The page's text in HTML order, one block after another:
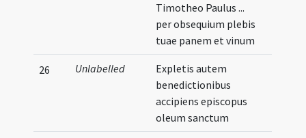
Timotheo Paulus ...
per obsequium plebis
tuae panem et vinum
26 Unlabelled
Expletis autem
benedictionibus
accipiens episcopus
oleum sanctum